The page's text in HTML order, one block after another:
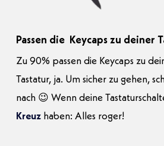
Passen die Keycaps zu deiner
Zu 90% passen die Keycaps zu
Tastatur, ja. Um sicher zu gehen,
nach 😉 Wenn deine
Kreuzhaben: Alles roger!